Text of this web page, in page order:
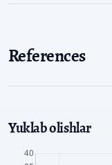
References
Yuklab olishlar